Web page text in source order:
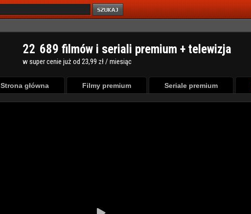
22 689 filmów i seriali premium + telewizja
w super cenie już od 23,99 zł / miesiąc
Strona główna Filmy premium Seriale premium